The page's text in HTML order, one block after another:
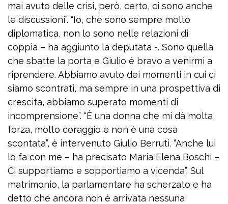
mai avuto delle crisi, però, certo, ci sono anche
le discussioni”. “Io, che sono sempre molto
diplomatica, non lo sono nelle relazioni di
coppia – ha aggiunto la deputata -. Sono quella
che sbatte la porta e Giulio è bravo a venirmi a
riprendere. Abbiamo avuto dei momenti in cui ci
siamo scontrati, ma sempre in una prospettiva di
crescita, abbiamo superato momenti di
incomprensione”. “È una donna che mi dà molta
forza, molto coraggio e non è una cosa
scontata”, è intervenuto Giulio Berruti. “Anche lui
lo fa con me – ha precisato Maria Elena Boschi –
Ci supportiamo e sopportiamo a vicenda”. Sul
matrimonio, la parlamentare ha scherzato e ha
detto che ancora non è arrivata nessuna